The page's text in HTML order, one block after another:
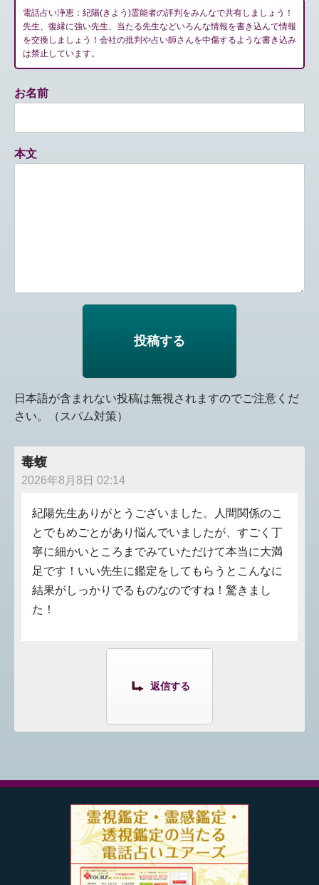
電話占い浄恵：紀陽(きよう)霊能者の評判をみんなで共有しましょう！
先生、復縁に強い先生、当たる先生などいろんな情報を書き込んで情報
を交換しましょう！会社の批判や占い師さんを中傷するような書き込み
は禁止しています。
お名前
本文
日本語が含まれない投稿は無視されますのでご注意くだ
さい。（スパム対策）
毒蝮
2026年8月8日 02:14
紀陽先生ありがとうございました。人間関係のこ
とでもめごとがあり悩んでいましたが、すごく丁
寧に細かいところまでみていただけて本当に大満
足です！いい先生に鑑定をしてもらうとこんなに
結果がしっかりでるものなのですね！驚きまし
た！
返信する